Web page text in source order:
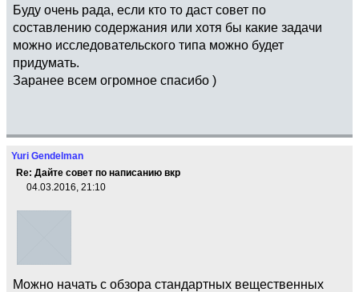
Буду очень рада, если кто то даст совет по
составлению содержания или хотя бы какие задачи
можно исследовательского типа можно будет
придумать.
Заранее всем огромное спасибо )
Yuri Gendelman
Re: Дайте совет по написанию вкр
04.03.2016, 21:10
Можно начать с обзора стандартных вещественных